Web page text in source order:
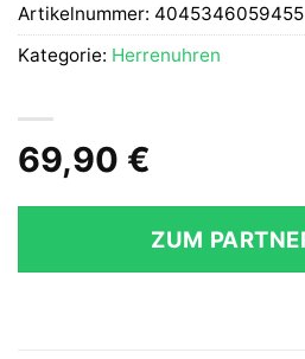
69,90 €
ZUM
Artikelnummer: 4045346059455
Kategorie: Herrenuhren